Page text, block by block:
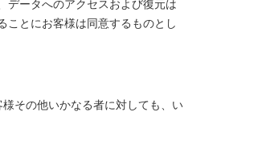
データへのアクセスおよび復元は
ことにお客様は同意するものとし
その他いかなる者に対しても、い